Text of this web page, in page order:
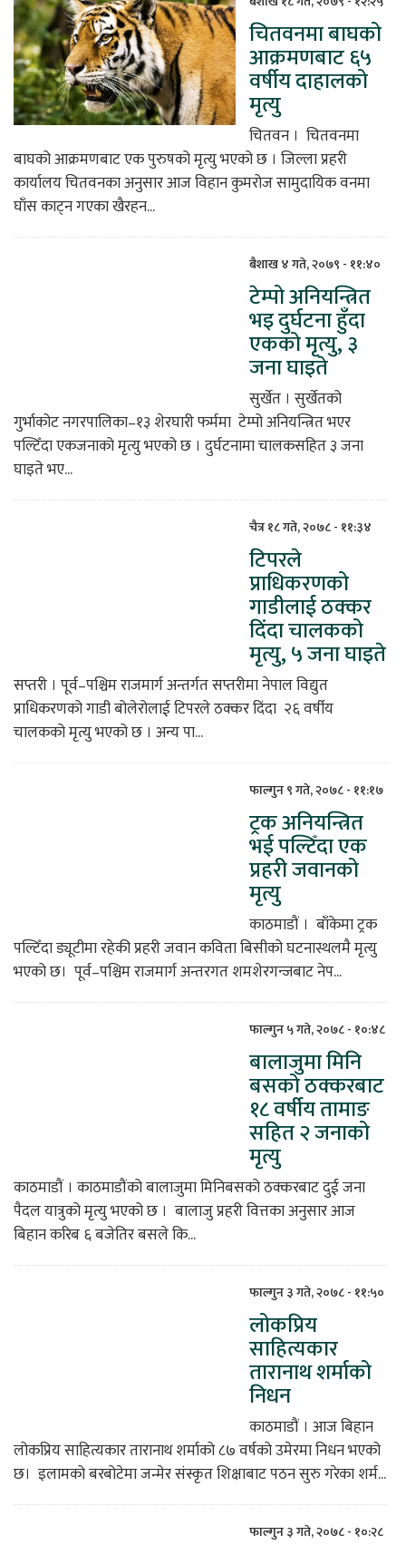
चितवनमा बाघको
आक्रमणबाट ६५
वर्षीय दाहालको
मृत्यु
चितवन । चितवनमा
बाघको आक्रमणबाट एक पुरुषको मृत्यु भएको छ । जिल्ला प्रहरी
कार्यालय चितवनका अनुसार आज विहान कुमरोज सामुदायिक वनमा
घाँस काट्न गएका खैरहन...
बैशाख ४ गते, २०७९ - ११:४०
टेम्पो अनियन्त्रित
भइ दुर्घटना हुँदा
एकको मृत्यु, ३
जना घाइते
सुर्खेत​ । सुर्खेतको
गुर्भाकोट नगरपालिका–१३ शेरघारी फर्ममा टेम्पो अनियन्त्रित भएर
पल्टिँदा एकजनाको मृत्यु भएको छ । दुर्घटनामा चालकसहित ३ जना
घाइते भए...
चैत्र १८ गते, २०७८ - ११:३४
टिपरले
प्राधिकरणको
गाडीलाई ठक्कर
दिंदा चालकको
मृत्यु, ५ जना घाइते
सप्तरी । पूर्व–पश्चिम राजमार्ग अन्तर्गत सप्तरीमा नेपाल विद्युत
प्राधिकरणको गाडी बोलेरोलाई टिपरले ठक्कर दिंदा २६ वर्षीय
चालकको मृत्यु भएको छ । अन्य पा...
फाल्गुन ९ गते, २०७८ - ११:१७
ट्रक अनियन्त्रित
भई पल्टिँदा एक
प्रहरी जवानको
मृत्यु
काठमाडौं । बाँकेमा ट्रक
पल्टिँदा ड्यूटीमा रहेकी प्रहरी जवान कविता बिसीको घटनास्थलमै मृत्यु
भएको छ। पूर्व–पश्चिम राजमार्ग अन्तरगत शमशेरगन्जबाट नेप...
फाल्गुन ५ गते, २०७८ - १०:४८
बालाजुमा मिनि
बसको ठक्करबाट
१८ वर्षीय तामाङ
सहित २ जनाको
मृत्यु
काठमाडौं । काठमाडौंको बालाजुमा मिनिबसको ठक्करबाट दुई जना
पैदल यात्रुको मृत्यु भएको छ । बालाजु प्रहरी वित्तका अनुसार आज
बिहान करिब ६ बजेतिर बसले कि...
फाल्गुन ३ गते, २०७८ - ११:५०
लोकप्रिय
साहित्यकार
तारानाथ शर्माको
निधन
काठमाडौं । आज बिहान
लोकप्रिय साहित्यकार तारानाथ शर्माको ८७ वर्षको उमेरमा निधन भएको
छ। इलामको बरबोटेमा जन्मेर संस्कृत शिक्षाबाट पठन सुरु गरेका शर्म...
फाल्गुन ३ गते, २०७८ - १०:२८